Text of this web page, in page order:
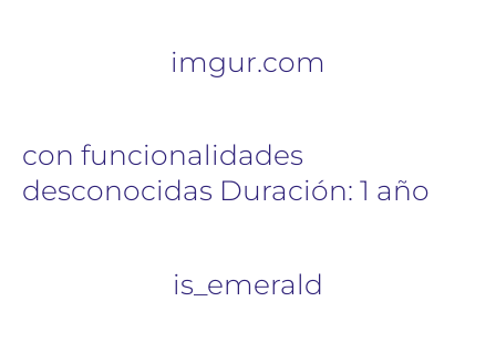
imgur.com
con funcionalidades
desconocidas Duración: 1 año
is_emerald